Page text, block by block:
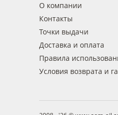
О компании
Контакты
Точки выдачи
Доставка и оплата
Правила
Условия возврата и